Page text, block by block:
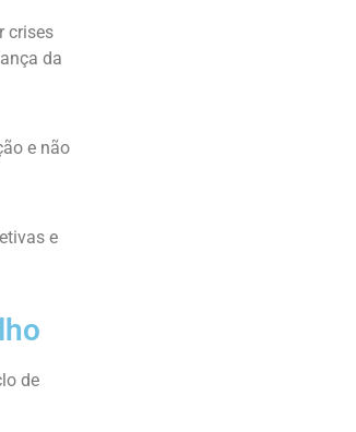
crises
da
e não
e
de